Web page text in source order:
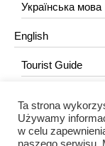
Українська мова
English
Tourist Guide
KONTAKT
Ta strona
Używamy
w celu